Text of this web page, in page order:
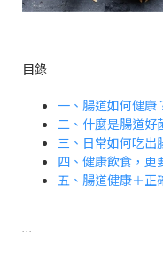
目錄
一、腸道如何健康
二、什麼是腸道好
三、日常如何吃出
四、健康飲食，更
五、腸道健康＋正